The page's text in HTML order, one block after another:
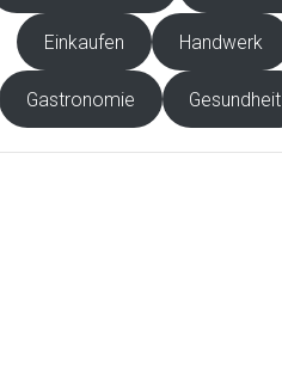
Einkaufen Handwerk
Gastronomie Gesundheit